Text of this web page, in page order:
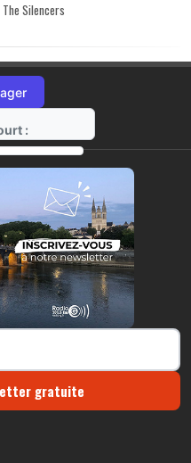
The Silencers
:
https://radio-g.fr?15802
gratuite